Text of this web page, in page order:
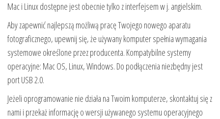
Mac i Linux dostępne jest obecnie tylko z interfejsem w j. angielskim.
Aby zapewnić najlepszą możliwą pracę Twojego nowego aparatu
fotograficznego, upewnij się, że używany komputer spełnia wymagania
systemowe określone przez producenta. Kompatybilne systemy
operacyjne: Mac OS, Linux, Windows. Do podłączenia niezbędny jest
port USB 2.0.
Jeżeli oprogramowanie nie działa na Twoim komputerze, skontaktuj się z
nami i przekaż informację o wersji używanego systemu operacyjnego